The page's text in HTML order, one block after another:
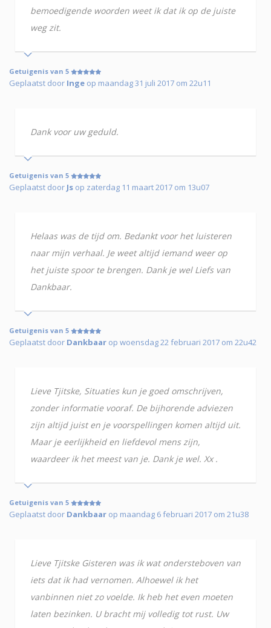
bemoedigende woorden weet ik dat ik op de juiste
weg zit.
Getuigenis van 5
Geplaatst door Inge op maandag 31 juli 2017 om 22u11
Dank voor uw geduld.
Getuigenis van 5
Geplaatst door Js op zaterdag 11 maart 2017 om 13u07
Helaas was de tijd om. Bedankt voor het luisteren
naar mijn verhaal. Je weet altijd iemand weer op
het juiste spoor te brengen. Dank je wel Liefs van
Dankbaar.
Getuigenis van 5
Geplaatst door Dankbaar op woensdag 22 februari 2017 om 22u42
Lieve Tjitske, Situaties kun je goed omschrijven,
zonder informatie vooraf. De bijhorende adviezen
zijn altijd juist en je voorspellingen komen altijd uit.
Maar je eerlijkheid en liefdevol mens zijn,
waardeer ik het meest van je. Dank je wel. Xx .
Getuigenis van 5
Geplaatst door Dankbaar op maandag 6 februari 2017 om 21u38
Lieve Tjitske Gisteren was ik wat ondersteboven van
iets dat ik had vernomen. Alhoewel ik het
vanbinnen niet zo voelde. Ik heb het even moeten
laten bezinken. U bracht mij volledig tot rust. Uw